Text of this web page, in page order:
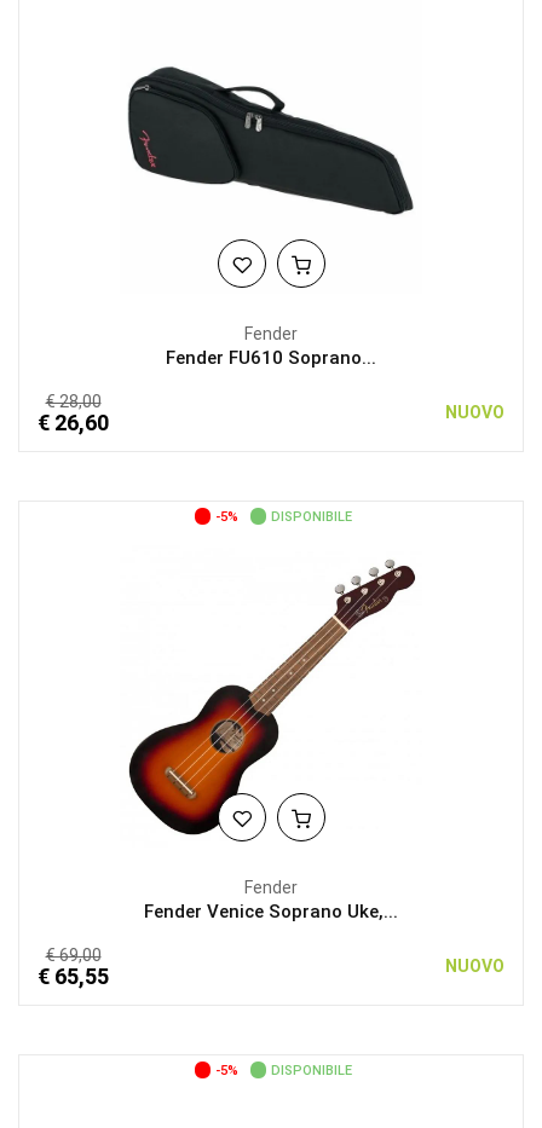
Fender
Fender FU610 Soprano...
€ 28,00
€ 26,60 NUOVO
-5% DISPONIBILE
Fender
Fender Venice Soprano Uke,...
€ 69,00
€ 65,55 NUOVO
-5% DISPONIBILE